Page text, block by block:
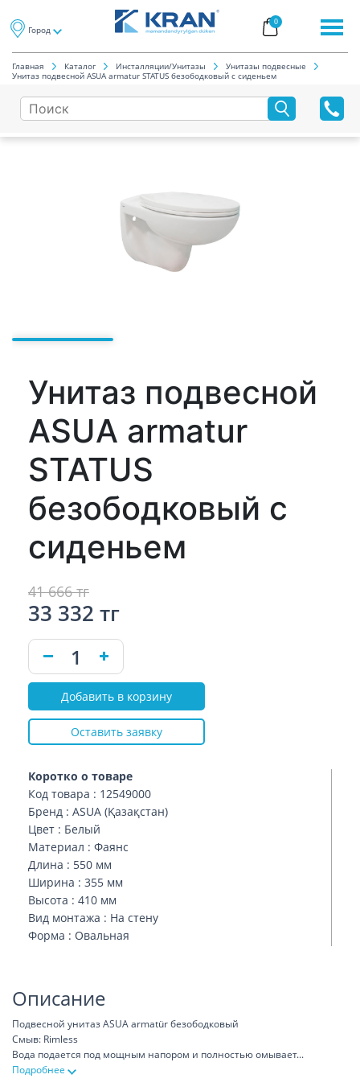
Город
0
Главная Каталог Инсталляции/Унитазы
Унитазы подвесные
Унитаз подвесной ASUA armatur STATUS безободковый с сиденьем
Унитаз подвесной
ASUA armatur
STATUS
безободковый с
сиденьем
Коротко о товаре
Код товара : 12549000
Бренд : ASUA (Қазақстан)
Цвет : Белый
Материал : Фаянс
Длина : 550 мм
Ширина : 355 мм
Высота : 410 мм
Вид монтажа : На стену
Форма : Овальная
41 666 тг
33 332 тг
Добавить в корзину
Оставить заявку
Описание
Подвесной унитаз ASUA armatür безободковый
Смыв: Rimless
Вода подается под мощным напором и полностью омывает...
Подробнее